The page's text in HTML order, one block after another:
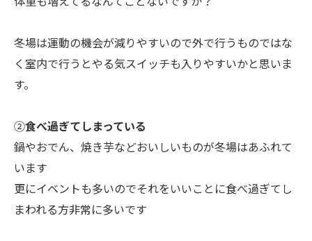
冬場は運動の機会が減りやすいので外で行うものではな
く室内で行うとやる気スイッチも入りやすいかと思いま
す。
②食べ過ぎてしまっている
鍋やおでん、焼き芋などおいしいものが冬場はあふれて
います
更にイベントも多いのでそれをいいことに食べ過ぎてし
まわれる方非常に多いです